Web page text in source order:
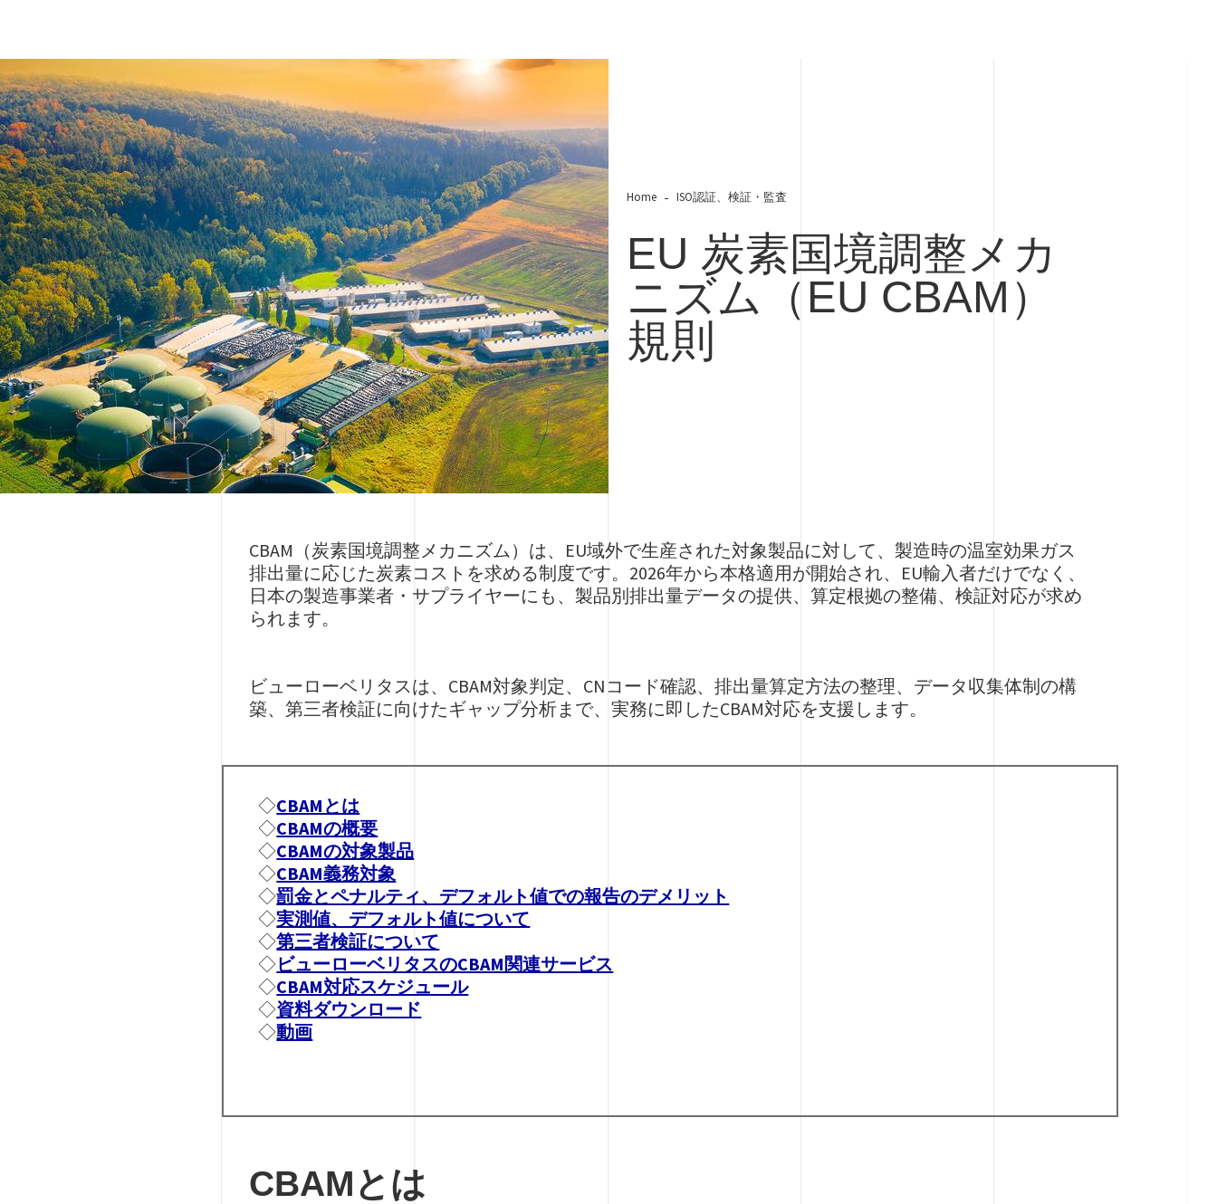
shutterstock_2084552449.jpg
Home ISO認証、検証・監査
EU 炭素国境調整メカ
ニズム（EU CBAM）
規則
CBAM（炭素国境調整メカニズム）は、EU域外で生産された対象製品に対して、製造時の温室効果ガス
排出量に応じた炭素コストを求める制度です。2026年から本格適用が開始され、EU輸入者だけでなく、
日本の製造事業者・サプライヤーにも、製品別排出量データの提供、算定根拠の整備、検証対応が求め
られます。
ビューローベリタスは、CBAM対象判定、CNコード確認、排出量算定方法の整理、データ収集体制の構
築、第三者検証に向けたギャップ分析まで、実務に即したCBAM対応を支援します。
◇CBAMとは
◇CBAMの概要
◇CBAMの対象製品
◇CBAM義務対象
◇罰金とペナルティ、デフォルト値での報告のデメリット
◇実測値、デフォルト値について
◇第三者検証について
◇ビューローベリタスのCBAM関連サービス
◇CBAM対応スケジュール
◇資料ダウンロード
◇動画
CBAMとは